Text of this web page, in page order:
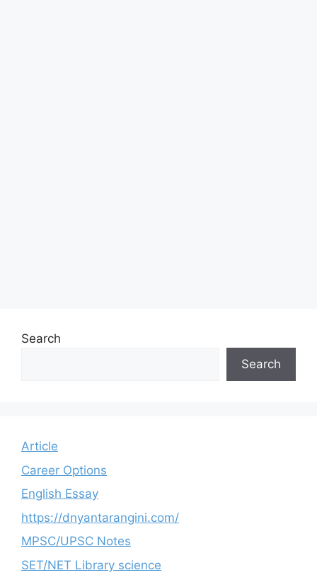
Search
Search
Article
Career Options
English Essay
https://dnyantarangini.com/
MPSC/UPSC Notes
SET/NET Library science